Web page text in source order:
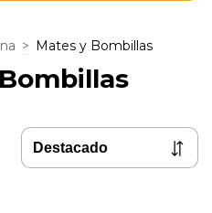
> Mates y Bombillas